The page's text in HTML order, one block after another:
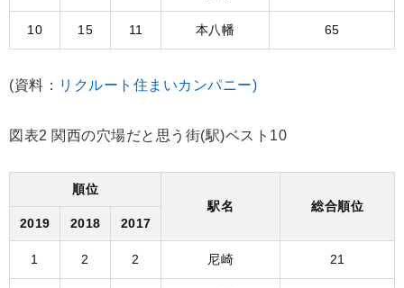
10 15 11 本八幡 65
(資料： リクルート住まいカンパニー)
図表2 関西の穴場だと思う街(駅)ベスト10
順位
駅名
総合順位
2019
2018 2017
1 2 2 尼崎 21